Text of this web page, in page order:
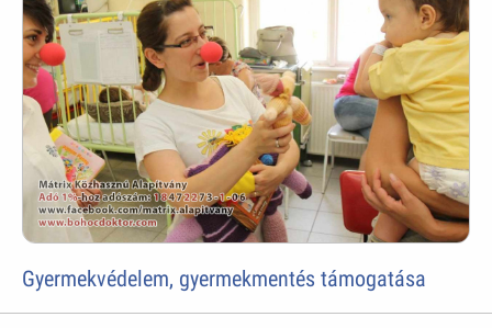
Gyermekvédelem, gyermekmentés támogatása